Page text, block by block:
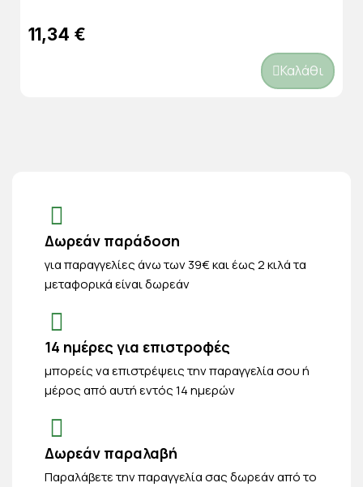
11,34 €
Καλάθι
Δωρεάν παράδοση
για παραγγελίες άνω των 39€ και έως 2 κιλά τα
μεταφορικά είναι δωρεάν
14 ημέρες για επιστροφές
μπορείς να επιστρέψεις την παραγγελία σου ή
μέρος από αυτή εντός 14 ημερών
Δωρεάν παραλαβή
Παραλάβετε την παραγγελία σας δωρεάν από το